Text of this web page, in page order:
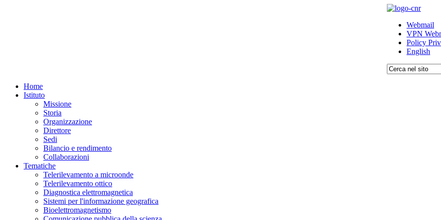
Webmail
VPN
Policy
English
Home
Istituto
Missione
Storia
Organizzazione
Direttore
Sedi
Bilancio e rendimento
Collaborazioni
Tematiche
Telerilevamento a microonde
Telerilevamento ottico
Diagnostica elettromagnetica
Sistemi per l'informazione geografica
Bioelettromagnetismo